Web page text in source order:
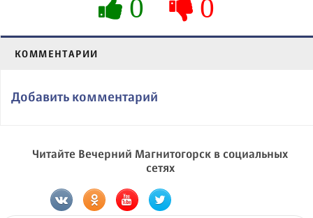
0 0
КОММЕНТАРИИ
Добавить комментарий
Читайте Вечерний Магнитогорск в социальных
сетях